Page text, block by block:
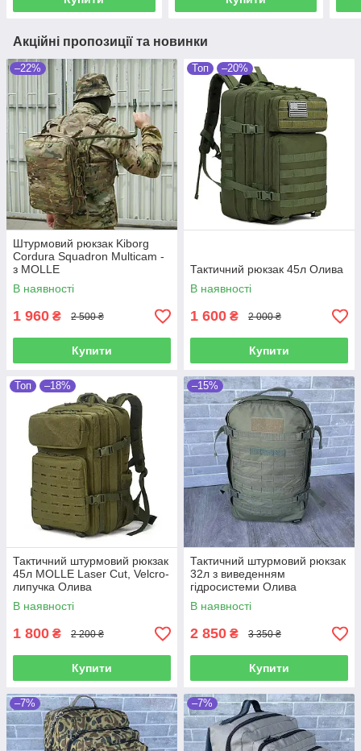
Акційні пропозиції та новинки
–22%
Штурмовий рюкзак Kiborg
Cordura Squadron Multicam -
з MOLLE
В наявності
1 960 ₴ 2 500 ₴
Купити
Топ –20%
Тактичний рюкзак 45л Олива
В наявності
1 600 ₴ 2 000 ₴
Купити
Топ –18%
Тактичний штурмовий рюкзак
45л MOLLE Laser Cut, Velcro-
липучка Олива
В наявності
1 800 ₴ 2 200 ₴
Купити
–15%
Тактичний штурмовий рюкзак
32л з виведенням
гідросистеми Олива
В наявності
2 850 ₴ 3 350 ₴
Купити
–7% –7%